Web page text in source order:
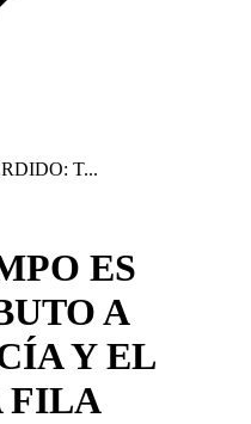
T...
ES
A
Y EL
FILA